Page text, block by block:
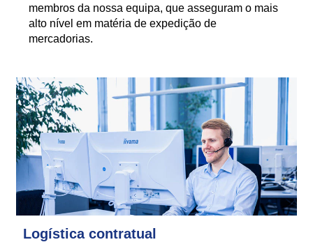
membros da nossa equipa, que asseguram o mais
alto nível em matéria de expedição de
mercadorias.
Logística contratual